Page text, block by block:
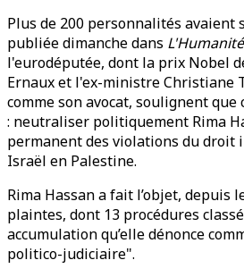
Plus de 200 personnalités avaient
publiée dimanche dans L'Humanité
l'eurodéputée, dont la prix Nobel
Ernaux et l'ex-ministre Christiane
comme son avocat, soulignent que
: neutraliser politiquement Rima
permanent des violations du
Israël en Palestine.
Rima Hassan a fait l’objet, depuis
plaintes, dont 13 procédures
accumulation qu’elle dénonce
politico-judiciaire".